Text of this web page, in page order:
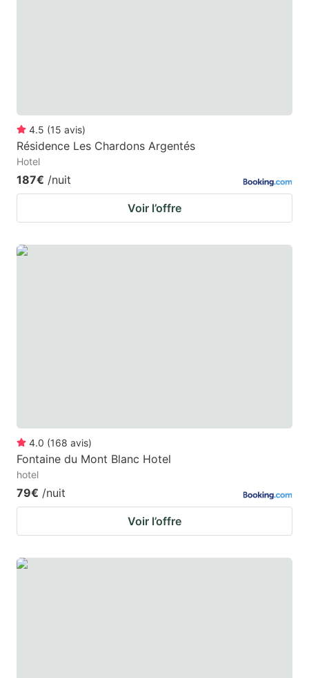
keyboard
shortcuts
for
changing
dates.
keyboard
for
dates.
4.5 (15 avis)
Résidence Les Chardons Argentés
Hotel
187€ /nuit
Voir l’offre
4.0 (168 avis)
Fontaine du Mont Blanc Hotel
hotel
79€ /nuit
Voir l’offre